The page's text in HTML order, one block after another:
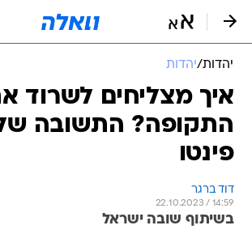
יהדות/יהדות
איך מצליחים לשרוד
התקופה? התשובה
פינטו
דוד ברגר
22.10.2023 / 14:59
בשיתוף שובה ישראל